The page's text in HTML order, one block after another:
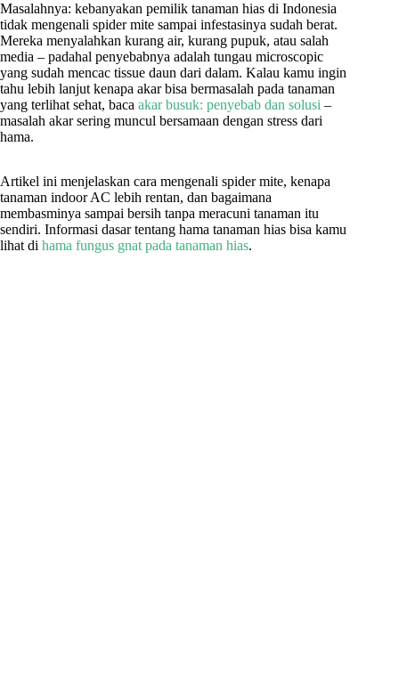
Masalahnya: kebanyakan pemilik tanaman hias di Indonesia
tidak mengenali spider mite sampai infestasinya sudah berat.
Mereka menyalahkan kurang air, kurang pupuk, atau salah
media – padahal penyebabnya adalah tungau microscopic
yang sudah mencac tissue daun dari dalam. Kalau kamu ingin
tahu lebih lanjut kenapa akar bisa bermasalah pada tanaman
yang terlihat sehat, baca akar busuk: penyebab dan solusi –
masalah akar sering muncul bersamaan dengan stress dari
hama.
Artikel ini menjelaskan cara mengenali spider mite, kenapa
tanaman indoor AC lebih rentan, dan bagaimana
membasminya sampai bersih tanpa meracuni tanaman itu
sendiri. Informasi dasar tentang hama tanaman hias bisa kamu
lihat di hama fungus gnat pada tanaman hias.